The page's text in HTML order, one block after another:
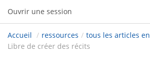
Ouvrir une session
Accueil / ressources / tous les articles
Libre de créer des récits